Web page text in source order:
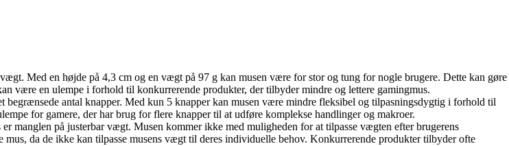
Med en højde på 4,3 cm og en vægt på 97 g kan musen være for stor og tung for nogle brugere. Dette kan gøre
være en ulempe i forhold til konkurrerende produkter, der tilbyder mindre og lettere gamingmus.
antal knapper. Med kun 5 knapper kan musen være mindre fleksibel og tilpasningsdygtig i forhold til
for gamere, der har brug for flere knapper til at udføre komplekse handlinger og makroer.
manglen på justerbar vægt. Musen kommer ikke med muligheden for at tilpasse vægten efter brugerens
da de ikke kan tilpasse musens vægt til deres individuelle behov. Konkurrerende produkter tilbyder ofte